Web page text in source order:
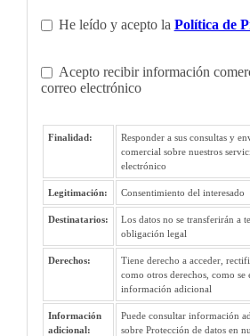
He leído y acepto la Política de
Acepto recibir información
correo electrónico
Finalidad:
Responder a sus consultas y
comercial sobre nuestros
electrónico
Legitimación: Consentimiento del interesado
Destinatarios:
Los datos no se transferirán a
obligación legal
Derechos:
Tiene derecho a acceder,
como otros derechos, como se
información adicional
Información
adicional:
Puede consultar información
sobre Protección de datos en